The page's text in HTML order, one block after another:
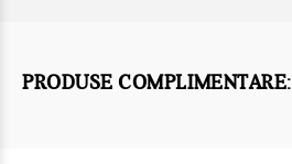
PRODUSE COMPLIMENTARE: